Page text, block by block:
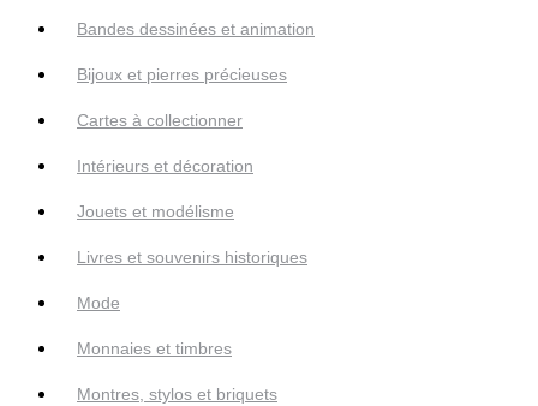
Bandes dessinées et animation
Bijoux et pierres précieuses
Cartes à collectionner
Intérieurs et décoration
Jouets et modélisme
Livres et souvenirs historiques
Mode
Monnaies et timbres
Montres, stylos et briquets